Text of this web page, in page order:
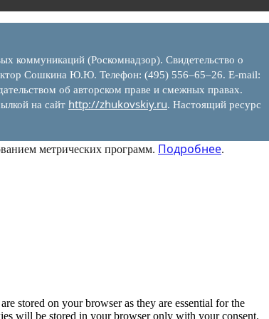
коммуникаций (Роскомнадзор). Свидетельство о
Сошкина Ю.Ю. Телефон: (495) 556–65–26. E‑mail:
об авторском праве и смежных правах.
на сайт http://zhukovskiy.ru. Настоящий ресурс
метрических программ. Подробнее.
stored on your browser as they are essential for the
will be stored in your browser only with your consent.